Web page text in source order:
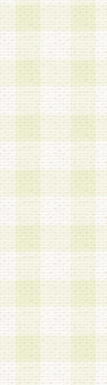
d.その他
2.当社
会員情
人を識
社は事
3.前項の
意を 得
づき選
できる
契約を
の注意
a.本サー
b.会員
c.モバイ
実施もし
d.その